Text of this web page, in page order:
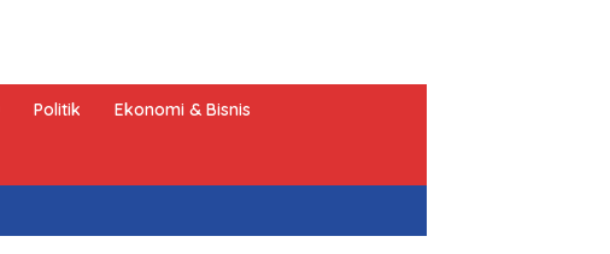
Politik Ekonomi & Bisnis